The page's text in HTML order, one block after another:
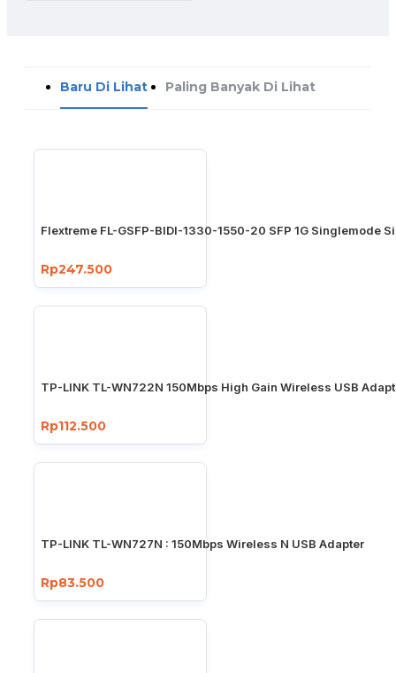
Baru Di Lihat Paling Banyak Di Lihat
Flextreme FL-GSFP-BIDI-1330-1550-20 SFP 1G Singlemode
Rp247.500
TP-LINK TL-WN722N 150Mbps High Gain Wireless USB
Rp112.500
TP-LINK TL-WN727N : 150Mbps Wireless N USB Adapter
Rp83.500